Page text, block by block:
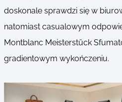
doskonale sprawdzi się w
natomiast casualowym
Montblanc Meisterstück
gradientowym wykończeniu.